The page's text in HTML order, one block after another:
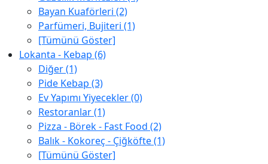
Bayan Kuaförleri (2)
Parfümeri, Bujiteri (1)
[Tümünü Göster]
Lokanta - Kebap (6)
Diğer (1)
Pide Kebap (3)
Ev Yapımı Yiyecekler (0)
Restoranlar (1)
Pizza - Börek - Fast Food (2)
Balık - Kokoreç - Çiğköfte (1)
[Tümünü Göster]